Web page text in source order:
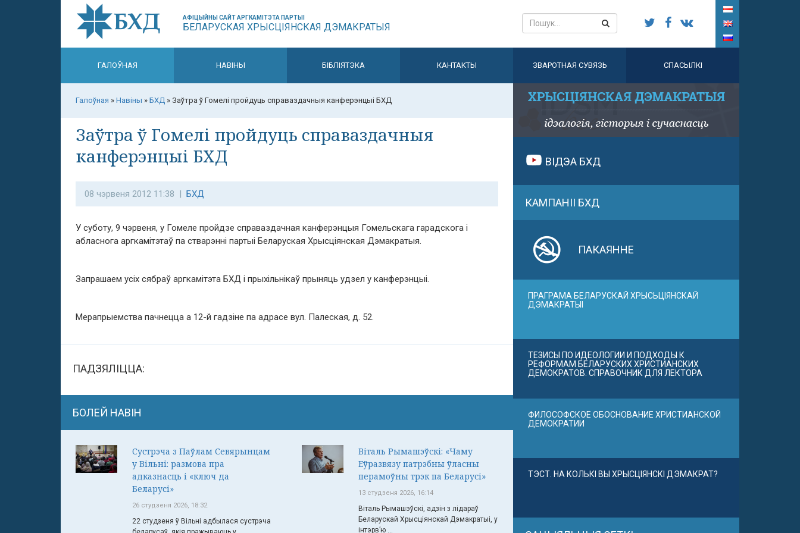
АФІЦЫЙНЫ САЙТ АРГКАМІТЭТА ПАРТЫІ
БЕЛАРУСКАЯ ХРЫСЦІЯНСКАЯ ДЭМАКРАТЫЯ
ГАЛОЎНАЯ НАВІНЫ БІБЛІЯТЭКА КАНТАКТЫ ЗВАРОТНАЯ СУВЯЗЬ СПАСЫЛКІ
Галоўная » Навіны » БХД » Заўтра ў Гомелі пройдуць справаздачныя канферэнцыі БХД
Заўтра ў Гомелі пройдуць справаздачныя
канферэнцыі БХД
08 чэрвеня 2012 11:38 | БХД
У суботу, 9 чэрвеня, у Гомеле пройдзе справаздачная канферэнцыя Гомельскага гарадскога і
абласнога аргкамітэтаў па стварэнні партыі Беларуская Хрысціянская Дэмакратыя.
Запрашаем усіх сябраў аргкамітэта БХД і прыхільнікаў прыняць удзел у канферэнцыі.
Мерапрыемства пачнецца а 12-й гадзіне па адрасе вул. Палеская, д. 52.
ПАДЗЯЛІЦЦА:
БОЛЕЙ НАВІН
Сустрэча з Паўлам Севярынцам
у Вільні: размова пра
адказнасць і «ключ да
Беларусі»
26 студзеня 2026, 18:32
22 студзеня ў Вільні адбылася сустрэча
Віталь Рымашэўскі: «Чаму
Еўразвязу патрэбны ўласны
перамоўны трэк па Беларусі»
13 студзеня 2026, 16:14
Віталь Рымашэўскі, адзін з лідараў
Беларускай Хрысціянскай Дэмакратыі, у
інтэрв’ю ...
ВІДЭА БХД
КАМПАНІІ БХД
ПАКАЯННЕ
ПРАГРАМА БЕЛАРУСКАЙ ХРЫСЬЦІЯНСКАЙ
ДЭМАКРАТЫІ
ТЕЗИСЫ ПО ИДЕОЛОГИИ И ПОДХОДЫ К
РЕФОРМАМ БЕЛАРУСКИХ ХРИСТИАНСКИХ
ДЕМОКРАТОВ. СПРАВОЧНИК ДЛЯ ЛЕКТОРА
ФИЛОСОФСКОЕ ОБОСНОВАНИЕ ХРИСТИАНСКОЙ
ДЕМОКРАТИИ
ТЭСТ. НА КОЛЬКІ ВЫ ХРЫСЦІЯНСКІ ДЭМАКРАТ?